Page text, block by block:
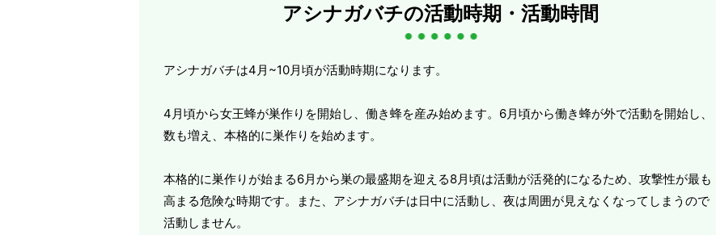
アシナガバチの活動時期・活動時間
アシナガバチは4月~10月頃が活動時期になります。
4月頃から女王蜂が巣作りを開始し、働き蜂を産み始めます。6月頃から働き蜂が外で活動を開始し、
数も増え、本格的に巣作りを始めます。
本格的に巣作りが始まる6月から巣の最盛期を迎える8月頃は活動が活発的になるため、攻撃性が最も
高まる危険な時期です。また、アシナガバチは日中に活動し、夜は周囲が見えなくなってしまうので
活動しません。